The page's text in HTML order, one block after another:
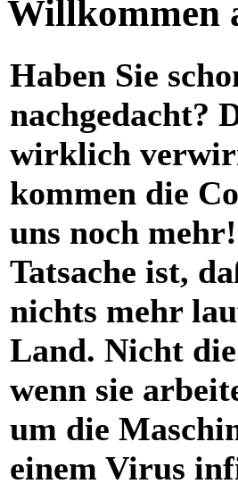
Willkommen
Haben Sie
nachgedacht?
wirklich
kommen die
uns noch mehr!
Tatsache ist,
nichts mehr
Land. Nicht
wenn sie
um die
einem Virus